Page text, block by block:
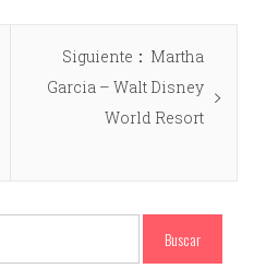
Siguiente
Martha
Garcia – Walt Disney
World Resort